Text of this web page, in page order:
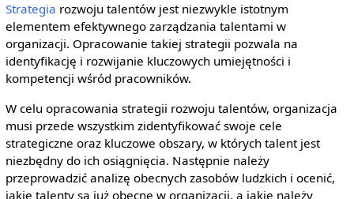
Strategia rozwoju talentów jest niezwykle istotnym
elementem efektywnego zarządzania talentami w
organizacji. Opracowanie takiej strategii pozwala na
identyfikację i rozwijanie kluczowych umiejętności i
kompetencji wśród pracowników.
W celu opracowania strategii rozwoju talentów, organizacja
musi przede wszystkim zidentyfikować swoje cele
strategiczne oraz kluczowe obszary, w których talent jest
niezbędny do ich osiągnięcia. Następnie należy
przeprowadzić analizę obecnych zasobów ludzkich i ocenić,
jakie talenty są już obecne w organizacji, a jakie należy